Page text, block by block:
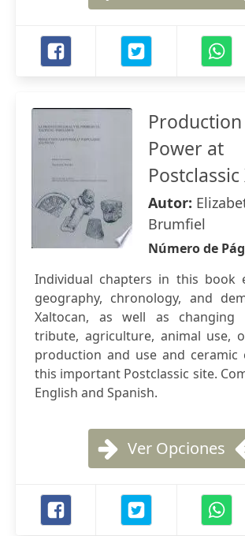
Power at
Autor:
Brumfiel
Número de
Individual chapters in this book
geography, chronology, and
Xaltocan, as well as changing
tribute, agriculture, animal use,
production and use and ceramic
this important Postclassic site.
English and Spanish.
Ver Opciones